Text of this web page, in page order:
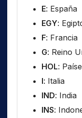
E: España
EGY:
F: Francia
G: Reino
HOL:
I: Italia
IND: India
INS: